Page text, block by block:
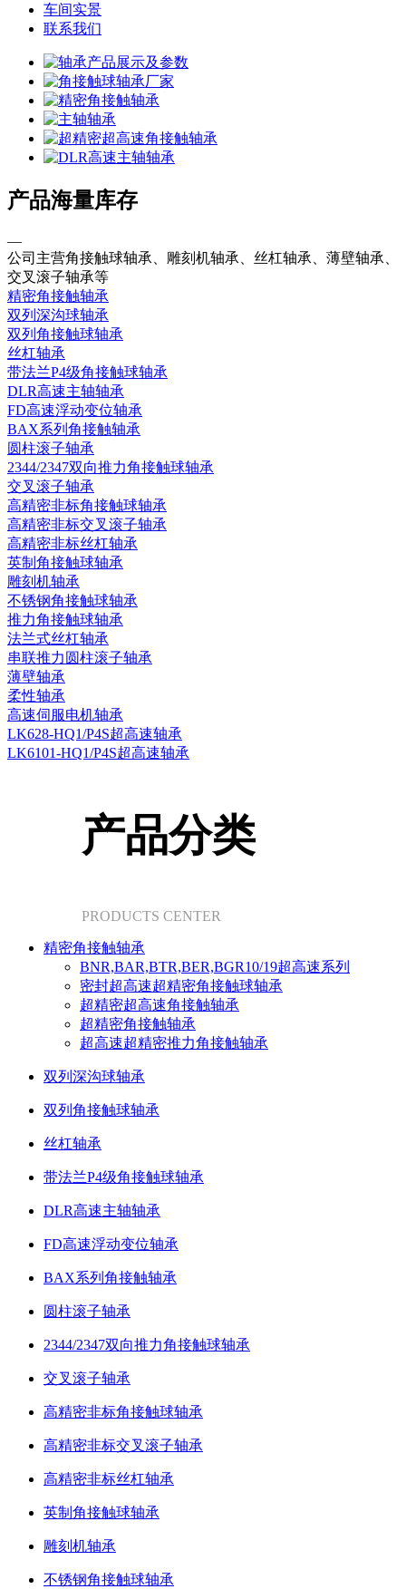
车间实景
联系我们
产品海量库存
—
公司主营角接触球轴承、雕刻机轴承、丝杠轴承、薄壁轴承、
交叉滚子轴承等
精密角接触轴承
双列深沟球轴承
双列角接触球轴承
丝杠轴承
带法兰P4级角接触球轴承
DLR高速主轴轴承
FD高速浮动变位轴承
BAX系列角接触轴承
圆柱滚子轴承
2344/2347双向推力角接触球轴承
交叉滚子轴承
高精密非标角接触球轴承
高精密非标交叉滚子轴承
高精密非标丝杠轴承
英制角接触球轴承
雕刻机轴承
不锈钢角接触球轴承
推力角接触球轴承
法兰式丝杠轴承
串联推力圆柱滚子轴承
薄壁轴承
柔性轴承
高速伺服电机轴承
LK628-HQ1/P4S超高速轴承
LK6101-HQ1/P4S超高速轴承
产品分类
PRODUCTS CENTER
精密角接触轴承
BNR,BAR,BTR,BER,BGR10/19超高速系列
密封超高速超精密角接触球轴承
超精密超高速角接触轴承
超精密角接触轴承
超高速超精密推力角接触轴承
双列深沟球轴承
双列角接触球轴承
丝杠轴承
带法兰P4级角接触球轴承
DLR高速主轴轴承
FD高速浮动变位轴承
BAX系列角接触轴承
圆柱滚子轴承
2344/2347双向推力角接触球轴承
交叉滚子轴承
高精密非标角接触球轴承
高精密非标交叉滚子轴承
高精密非标丝杠轴承
英制角接触球轴承
雕刻机轴承
不锈钢角接触球轴承